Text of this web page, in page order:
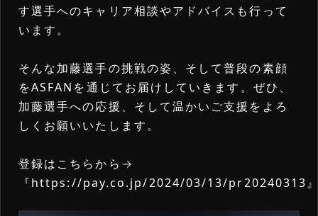
す選手へのキャリア相談やアドバイスも行って
います。
そんな加藤選手の挑戦の姿、そして普段の素顔
をASFANを通じてお届けしていきます。ぜひ、
加藤選手への応援、そして温かいご支援をよろ
しくお願いいたします。
登録はこちらから→
『https://pay.co.jp/2024/03/13/pr20240313